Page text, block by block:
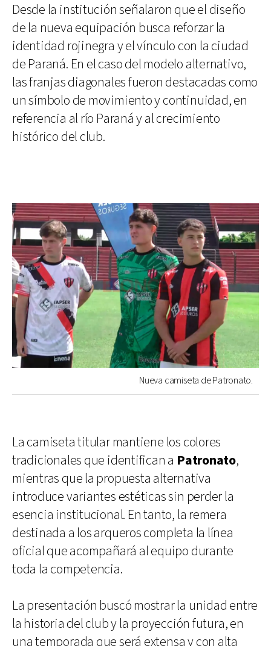
Desde la institución señalaron que el diseño
de la nueva equipación busca reforzar la
identidad rojinegra y el vínculo con la ciudad
de Paraná. En el caso del modelo alternativo,
las franjas diagonales fueron destacadas como
un símbolo de movimiento y continuidad, en
referencia al río Paraná y al crecimiento
histórico del club.
Nueva camiseta de Patronato.
La camiseta titular mantiene los colores
tradicionales que identifican a Patronato,
mientras que la propuesta alternativa
introduce variantes estéticas sin perder la
esencia institucional. En tanto, la remera
destinada a los arqueros completa la línea
oficial que acompañará al equipo durante
toda la competencia.
La presentación buscó mostrar la unidad entre
la historia del club y la proyección futura, en
una temporada que será extensa y con alta